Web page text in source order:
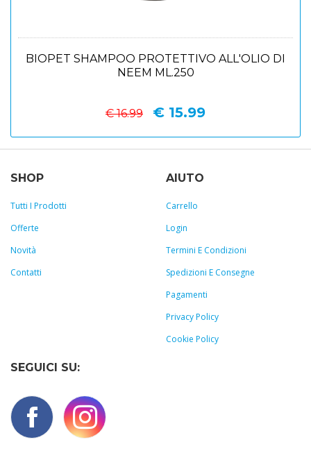
BIOPET SHAMPOO PROTETTIVO ALL'OLIO DI
NEEM ML.250
€ 16.99 € 15.99
SHOP
Tutti I Prodotti
Offerte
Novità
Contatti
AIUTO
Carrello
Login
Termini E Condizioni
Spedizioni E Consegne
Pagamenti
Privacy Policy
Cookie Policy
SEGUICI SU: